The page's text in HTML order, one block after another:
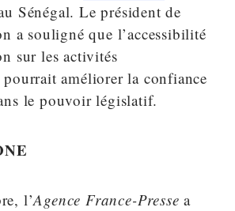
Sénégal. Le président de
a souligné que l’accessibilité
sur les activités
pourrait améliorer la confiance
le pouvoir législatif.
l’Agence France-Pressea